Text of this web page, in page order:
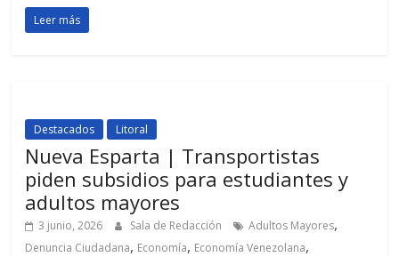
Leer más
Destacados Litoral
Nueva Esparta | Transportistas
piden subsidios para estudiantes y
adultos mayores
3 junio, 2026 Sala de Redacción Adultos Mayores,
Denuncia Ciudadana, Economía, Economía Venezolana,